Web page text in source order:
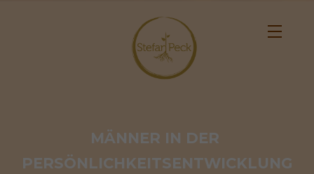
MÄNNER IN DER
PERSÖNLICHKEITSENTWICKLUNG